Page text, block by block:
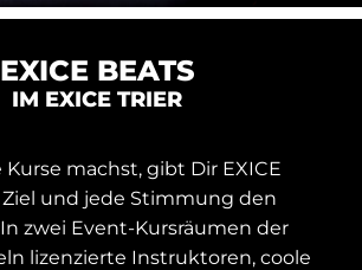
EXICE BEATS
IM EXICE TRIER
machst, gibt Dir EXICE
Ziel und jede Stimmung den
zwei Event-Kursräumen der
lizenzierte Instruktoren, coole